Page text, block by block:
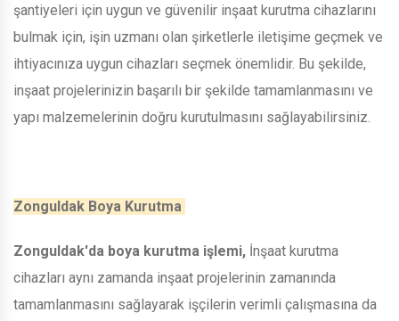
şantiyeleri için uygun ve güvenilir inşaat kurutma cihazlarını
bulmak için, işin uzmanı olan şirketlerle iletişime geçmek ve
ihtiyacınıza uygun cihazları seçmek önemlidir. Bu şekilde,
inşaat projelerinizin başarılı bir şekilde tamamlanmasını ve
yapı malzemelerinin doğru kurutulmasını sağlayabilirsiniz.
Zonguldak Boya Kurutma
Zonguldak'da boya kurutma işlemi, İnşaat kurutma
cihazları aynı zamanda inşaat projelerinin zamanında
tamamlanmasını sağlayarak işçilerin verimli çalışmasına da